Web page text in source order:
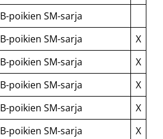
B-poikien SM-sarja
B-poikien SM-sarja
X
B-poikien SM-sarja
X
B-poikien SM-sarja
X
B-poikien SM-sarja
X
B-poikien SM-sarja
X